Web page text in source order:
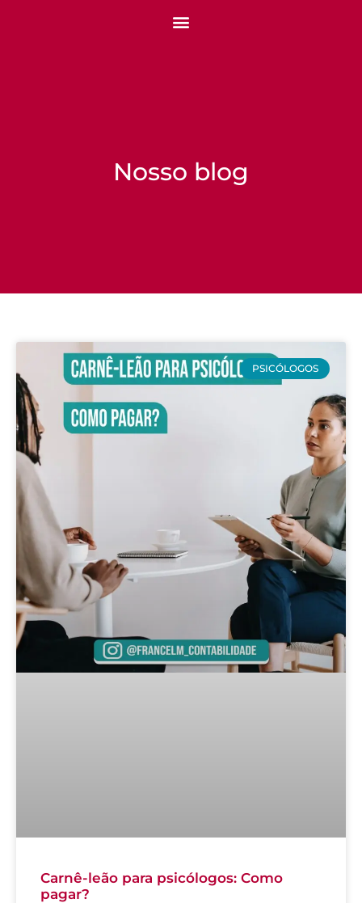
Nosso blog
PSICÓLOGOS
Carnê-leão para psicólogos: Como
pagar?